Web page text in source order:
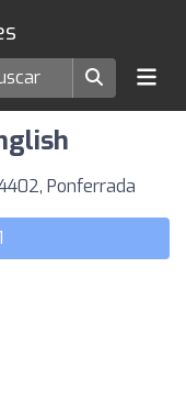
Ponferrada
Ponferrada